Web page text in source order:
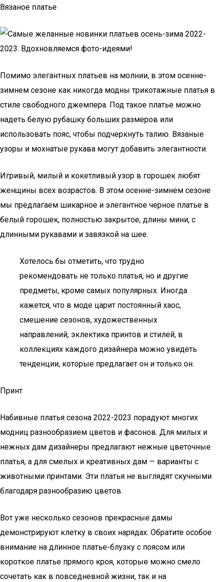
Вязаное платье
Помимо элегантных платьев на молнии, в этом осенне-
зимнем сезоне как никогда модны трикотажные платья в
стиле свободного джемпера. Под такое платье можно
надеть белую рубашку больших размеров или
использовать пояс, чтобы подчеркнуть талию. Вязаные
узоры и мохнатые рукава могут добавить элегантности.
Игривый, милый и кокетливый узор в горошек любят
женщины всех возрастов. В этом осенне-зимнем сезоне
мы предлагаем шикарное и элегантное черное платье в
белый горошек, полностью закрытое, длины мини, с
длинными рукавами и завязкой на шее.
Хотелось бы отметить, что трудно
рекомендовать не только платья, но и другие
предметы, кроме самых популярных. Иногда
кажется, что в моде царит постоянный хаос,
смешение сезонов, художественных
направлений, эклектика принтов и стилей, в
коллекциях каждого дизайнера можно увидеть
тенденции, которые предлагает он и только он.
Принт
Набивные платья сезона 2022-2023 порадуют многих
модниц разнообразием цветов и фасонов. Для милых и
нежных дам дизайнеры предлагают нежные цветочные
платья, а для смелых и креативных дам — варианты с
животными принтами. Эти платья не выглядят скучными
благодаря разнообразию цветов.
Вот уже несколько сезонов прекрасные дамы
демонстрируют клетку в своих нарядах. Обратите особое
внимание на длинное платье-блузку с поясом или
короткое платье прямого кроя, которые можно смело
сочетать как в повседневной жизни, так и на